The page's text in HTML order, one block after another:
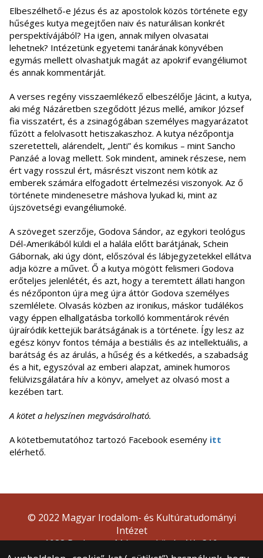
Elbeszélhető-e Jézus és az apostolok közös története egy
hűséges kutya megejtően naiv és naturálisan konkrét
perspektívájából? Ha igen, annak milyen olvasatai
lehetnek? Intézetünk egyetemi tanárának könyvében
egymás mellett olvashatjuk magát az apokrif evangéliumot
és annak kommentárját.
A verses regény visszaemlékező elbeszélője Jácint, a kutya,
aki még Názáretben szegődött Jézus mellé, amikor József
fia visszatért, és a zsinagógában személyes magyarázatot
fűzött a felolvasott hetiszakaszhoz. A kutya nézőpontja
szeretetteli, alárendelt, „lenti” és komikus – mint Sancho
Panzáé a lovag mellett. Sok mindent, aminek részese, nem
ért vagy rosszul ért, másrészt viszont nem kötik az
emberek számára elfogadott értelmezési viszonyok. Az ő
története mindenesetre máshova lyukad ki, mint az
újszövetségi evangéliumoké.
A szöveget szerzője, Godova Sándor, az egykori teológus
Dél-Amerikából küldi el a halála előtt barátjának, Schein
Gábornak, aki úgy dönt, előszóval és lábjegyzetekkel ellátva
adja közre a művet. Ő a kutya mögött felismeri Godova
erőteljes jelenlétét, és azt, hogy a teremtett állati hangon
és nézőponton újra meg újra áttör Godova személyes
szemlélete. Olvasás közben az ironikus, máskor tudálékos
vagy éppen elhallgatásba torkolló kommentárok révén
újraíródik kettejük barátságának is a története. Így lesz az
egész könyv fontos témája a bestiális és az intellektuális, a
barátság és az árulás, a hűség és a kétkedés, a szabadság
és a hit, egyszóval az emberi alapzat, aminek humoros
felülvizsgálatára hív a könyv, amelyet az olvasó most a
kezében tart.
A kötet a helyszínen megvásárolható.
A kötetbemutatóhoz tartozó Facebook esemény itt
elérhető.
© 2022 Magyar Irodalom- és Kultúratudományi
Intézet
1088 Budapest, Múzeum körút 4/A, 310.